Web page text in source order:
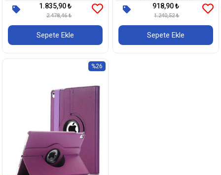
1.835,90 ₺
2.478,46 ₺
Sepete Ekle
918,90 ₺
1.240,52 ₺
Sepete Ekle
%26